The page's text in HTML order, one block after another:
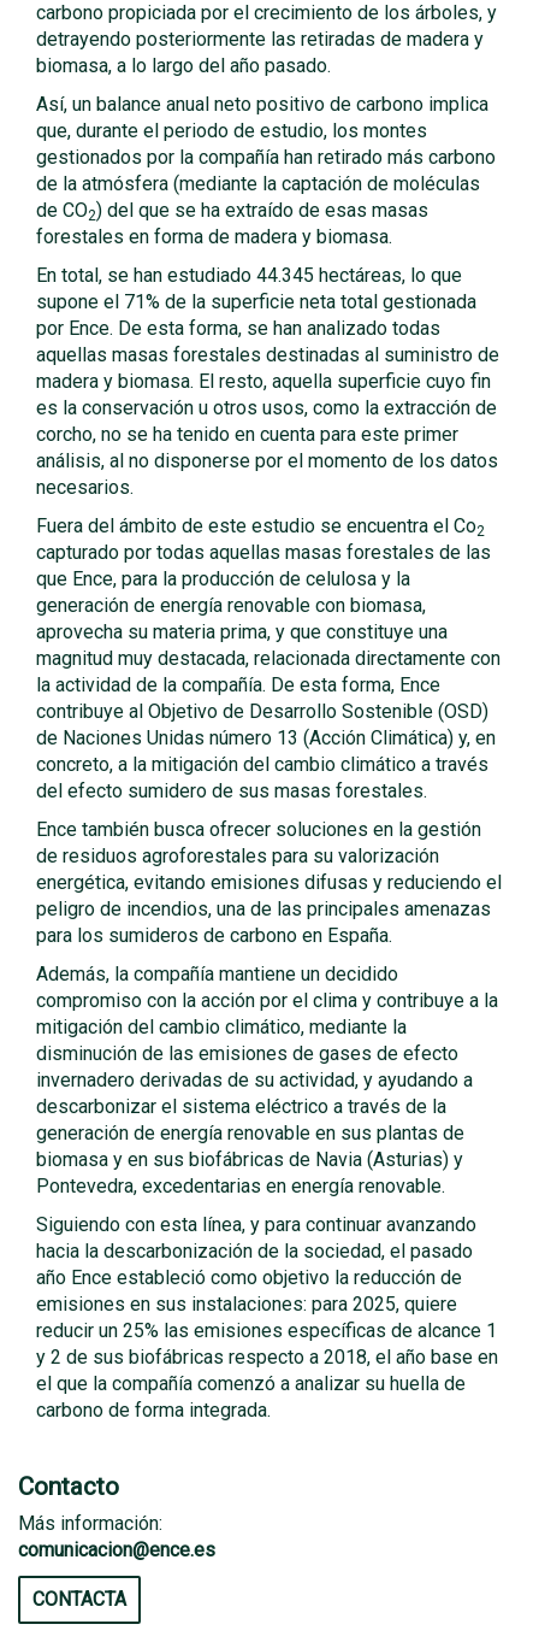
carbono propiciada por el crecimiento de los árboles, y
detrayendo posteriormente las retiradas de madera y
biomasa, a lo largo del año pasado.
Así, un balance anual neto positivo de carbono implica
que, durante el periodo de estudio, los montes
gestionados por la compañía han retirado más carbono
de la atmósfera (mediante la captación de moléculas
de CO2) del que se ha extraído de esas masas
forestales en forma de madera y biomasa.
En total, se han estudiado 44.345 hectáreas, lo que
supone el 71% de la superficie neta total gestionada
por Ence. De esta forma, se han analizado todas
aquellas masas forestales destinadas al suministro de
madera y biomasa. El resto, aquella superficie cuyo fin
es la conservación u otros usos, como la extracción de
corcho, no se ha tenido en cuenta para este primer
análisis, al no disponerse por el momento de los datos
necesarios.
Fuera del ámbito de este estudio se encuentra el Co2
capturado por todas aquellas masas forestales de las
que Ence, para la producción de celulosa y la
generación de energía renovable con biomasa,
aprovecha su materia prima, y que constituye una
magnitud muy destacada, relacionada directamente con
la actividad de la compañía. De esta forma, Ence
contribuye al Objetivo de Desarrollo Sostenible (OSD)
de Naciones Unidas número 13 (Acción Climática) y, en
concreto, a la mitigación del cambio climático a través
del efecto sumidero de sus masas forestales.
Ence también busca ofrecer soluciones en la gestión
de residuos agroforestales para su valorización
energética, evitando emisiones difusas y reduciendo el
peligro de incendios, una de las principales amenazas
para los sumideros de carbono en España.
Además, la compañía mantiene un decidido
compromiso con la acción por el clima y contribuye a la
mitigación del cambio climático, mediante la
disminución de las emisiones de gases de efecto
invernadero derivadas de su actividad, y ayudando a
descarbonizar el sistema eléctrico a través de la
generación de energía renovable en sus plantas de
biomasa y en sus biofábricas de Navia (Asturias) y
Pontevedra, excedentarias en energía renovable.
Siguiendo con esta línea, y para continuar avanzando
hacia la descarbonización de la sociedad, el pasado
año Ence estableció como objetivo la reducción de
emisiones en sus instalaciones: para 2025, quiere
reducir un 25% las emisiones específicas de alcance 1
y 2 de sus biofábricas respecto a 2018, el año base en
el que la compañía comenzó a analizar su huella de
carbono de forma integrada.
Contacto
Más información:
comunicacion@ence.es
CONTACTA